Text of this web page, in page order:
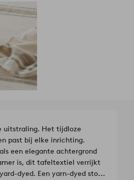
uitstraling. Het tijdloze
past bij elke inrichting.
een elegante achtergrond
is, dit tafeltextiel verrijkt
dyed. Een yarn-dyed stof